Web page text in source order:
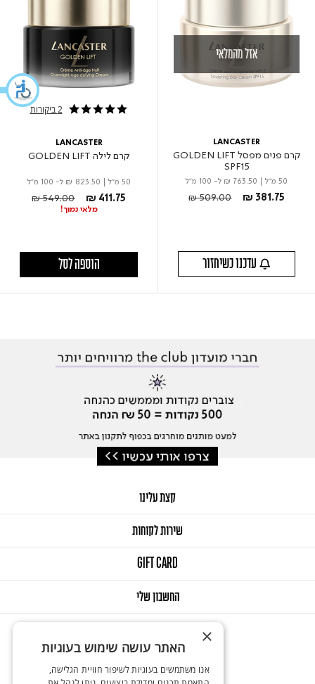
אזל מהמלאי
LANCASTER
קרם פנים מפסל GOLDEN LIFT
SPF15
50 מ"ל ₪ 763.50 ל- 100 מ"ל
₪ 381.75
Price reduced from
₪ 509.00to
5.0 star rating 2 ביקורות
LANCASTER
קרם לילה GOLDEN LIFT
50 מ"ל ₪ 823.50 ל- 100 מ"ל
₪ 411.75
Price reduced from
₪ 549.00to
מלאי נמוך!
הוספה לסל
קצת עלינו
שירות לקוחות
GIFT CARD
החשבון שלי
× האתר עושה שימוש בעוגיות
אנו משתמשים בעוגיות לשיפור חוויית הגלישה,